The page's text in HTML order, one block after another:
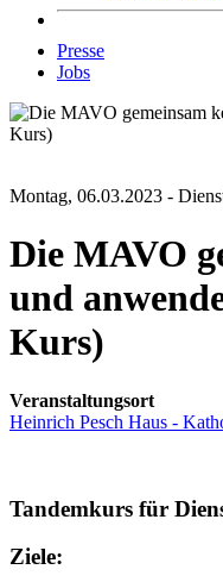
Presse
Jobs
Montag, 06.03.2023 -
Die MAVO
und
Kurs)
Veranstaltungsort
Heinrich Pesch Haus -
Tandemkurs für
Ziele: